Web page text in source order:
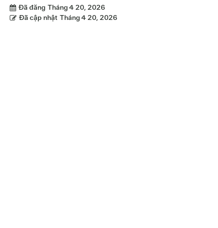
Đã đăng Tháng 4 20, 2026
Đã cập nhật Tháng 4 20, 2026